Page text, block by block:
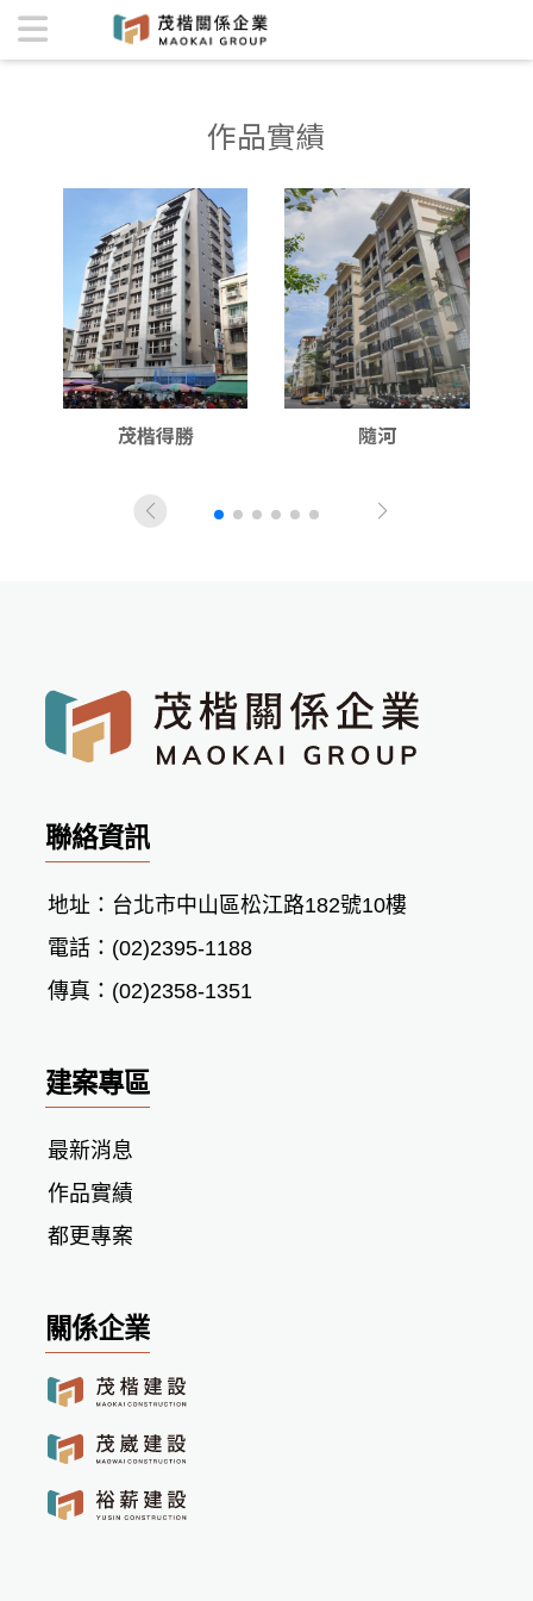
作品實績 | 茂楷關係企業
作品實績
茂楷得勝 隨河
聯絡資訊
地址：台北市中山區松江路182號10樓
電話：(02)2395-1188
傳真：(02)2358-1351
建案專區
最新消息
作品實績
都更專案
關係企業